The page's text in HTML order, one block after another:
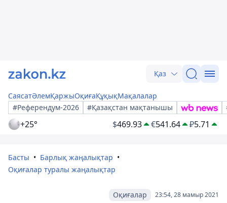
Қаз
СаясатӘлемҚаржыОқиғаҚұқықМақалалар
#Референдум-2026
#Қазақстан мақтанышы
+25° $469.93 €541.64 ₽5.71
Басты
Барлық жаңалықтар
Оқиғалар туралы жаңалықтар
23:54, 28 мамыр 2021
Оқиғалар